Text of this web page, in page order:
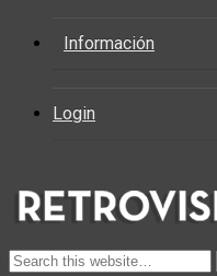
Información
Login